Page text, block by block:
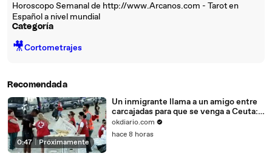
Horoscopo Semanal de http://www.Arcanos.com - Tarot en
Español a nivel mundial
Categoría
🎥Cortometrajes
Recomendada
0:47 Próximamente
Un inmigrante llama a un amigo entre
carcajadas para que se venga a Ceuta:
"Se descojona de nosotros"
okdiario.com
hace 8 horas